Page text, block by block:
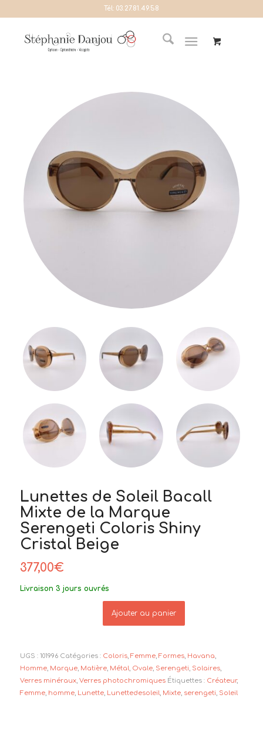
Tél: 03.27.81.49.58
Lunettes de Soleil Bacall
Mixte de la Marque
Serengeti Coloris Shiny
Cristal Beige
377,00€
Livraison 3 jours ouvrés
Ajouter au panier
UGS : 101996 Catégories : Coloris, Femme, Formes, Havana,
Homme, Marque, Matière, Métal, Ovale, Serengeti, Solaires,
Verres minéraux, Verres photochromiques Étiquettes : Créateur,
Femme, homme, Lunette, Lunettedesoleil, Mixte, serengeti, Soleil